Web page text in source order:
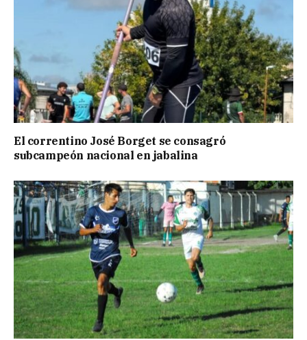
El correntino José Borget se consagró
subcampeón nacional en jabalina